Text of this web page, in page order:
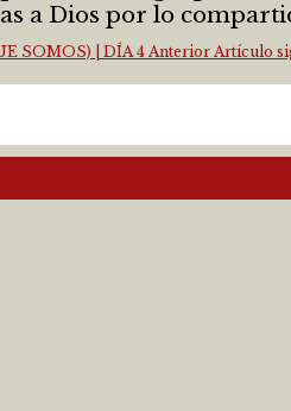
a Dios por lo
SOMOS) | DÍA 4 Anterior Artículo